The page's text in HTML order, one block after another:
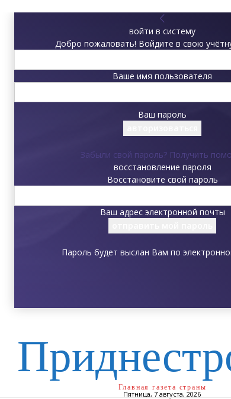
войти в систему
Добро пожаловать! Войдите в свою
Ваше имя пользователя
Ваш пароль
Забыли свой пароль? Получить
восстановление пароля
Восстановите свой пароль
Ваш адрес электронной почты
Пароль будет выслан Вам по
Главная газета страны
Пятница, 7 августа, 2026